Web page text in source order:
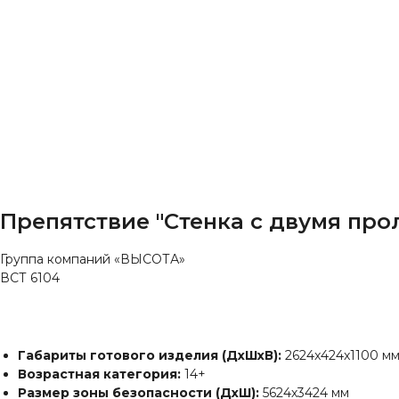
Препятствие "Стенка с двумя
Группа компаний «ВЫСОТА»
ВСТ 6104
Габариты готового изделия (ДхШхВ): 2624x424x1100 мм
Возрастная категория: 14+
Размер зоны безопасности (ДхШ): 5624х3424 мм